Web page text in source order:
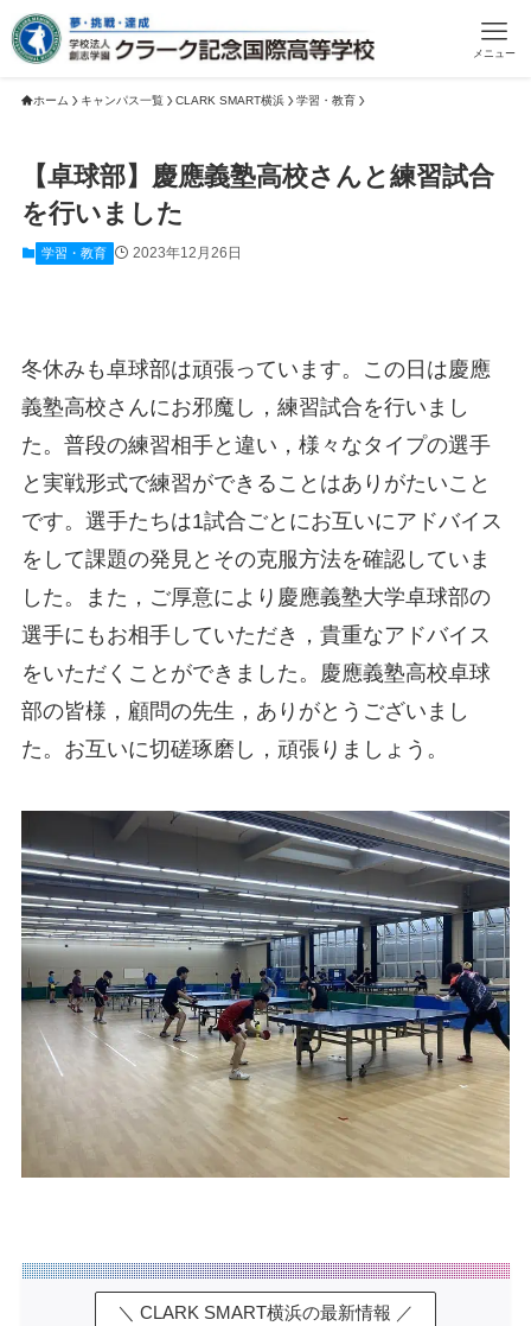
メニュー
ホーム キャンパス一覧 CLARK SMART横浜 学習・教育
【卓球部】慶應義塾高校さんと練習試合
を行いました
学習・教育 2023年12月26日
冬休みも卓球部は頑張っています。この日は慶應
義塾高校さんにお邪魔し，練習試合を行いまし
た。普段の練習相手と違い，様々なタイプの選手
と実戦形式で練習ができることはありがたいこと
です。選手たちは1試合ごとにお互いにアドバイス
をして課題の発見とその克服方法を確認していま
した。また，ご厚意により慶應義塾大学卓球部の
選手にもお相手していただき，貴重なアドバイス
をいただくことができました。慶應義塾高校卓球
部の皆様，顧問の先生，ありがとうございまし
た。お互いに切磋琢磨し，頑張りましょう。
＼ CLARK SMART横浜の最新情報 ／